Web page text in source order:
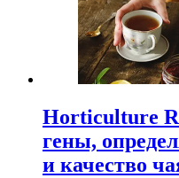
Horticulture
гены,
и качество